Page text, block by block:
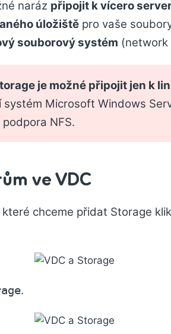
naráz připojit k vícero
úložiště pro vaše
souborový systém (network
je možné připojit jen k
systém Microsoft Windows
NFS.
ve VDC
chceme přidat Storage
.